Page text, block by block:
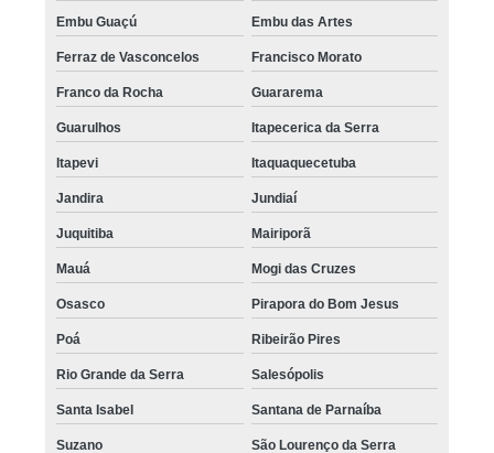
Embu Guaçú Embu das Artes
Ferraz de Vasconcelos Francisco Morato
Franco da Rocha Guararema
Guarulhos Itapecerica da Serra
Itapevi Itaquaquecetuba
Jandira Jundiaí
Juquitiba Mairiporã
Mauá Mogi das Cruzes
Osasco Pirapora do Bom Jesus
Poá Ribeirão Pires
Rio Grande da Serra Salesópolis
Santa Isabel Santana de Parnaíba
Suzano São Lourenço da Serra